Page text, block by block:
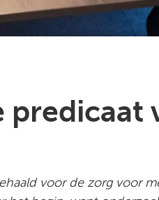
predicaat
voor de zorg voor